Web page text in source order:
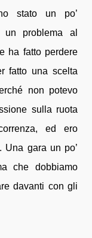
stato un po’
problema al
ha fatto perdere
fatto una scelta
non potevo
sulla ruota
ed ero
Una gara un po’
che dobbiamo
davanti con gli